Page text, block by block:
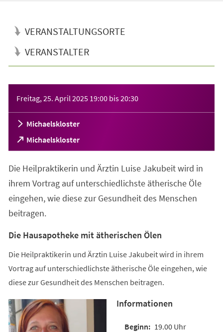
VERANSTALTUNGSORTE
VERANSTALTER
Freitag, 25. April 2025 19:00 bis20:30
Michaelskloster
Michaelskloster
(Öffnet
in
neuen
Die Heilpraktikerin und Ärztin Luise Jakubeit wird in
ihrem Vortrag auf unterschiedlichste ätherische Öle
eingehen, wie diese zur Gesundheit des Menschen
beitragen.
Die Hausapotheke mit ätherischen Ölen
Die Heilpraktikerin und Ärztin Luise Jakubeit wird in ihrem
Vortrag auf unterschiedlichste ätherische Öle eingehen, wie
diese zur Gesundheit des Menschen beitragen.
Informationen
19.00 Uhr